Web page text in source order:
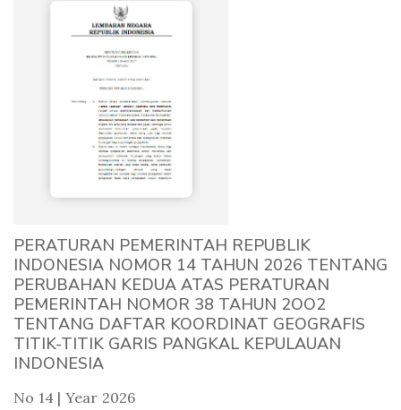
PERATURAN PEMERINTAH REPUBLIK
INDONESIA NOMOR 14 TAHUN 2026 TENTANG
PERUBAHAN KEDUA ATAS PERATURAN
PEMERINTAH NOMOR 38 TAHUN 2OO2
TENTANG DAFTAR KOORDINAT GEOGRAFIS
TITIK-TITIK GARIS PANGKAL KEPULAUAN
INDONESIA
No 14 | Year 2026